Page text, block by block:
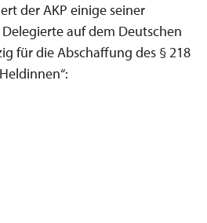
der AKP einige seiner
auf dem Deutschen
für die Abschaffung des § 218